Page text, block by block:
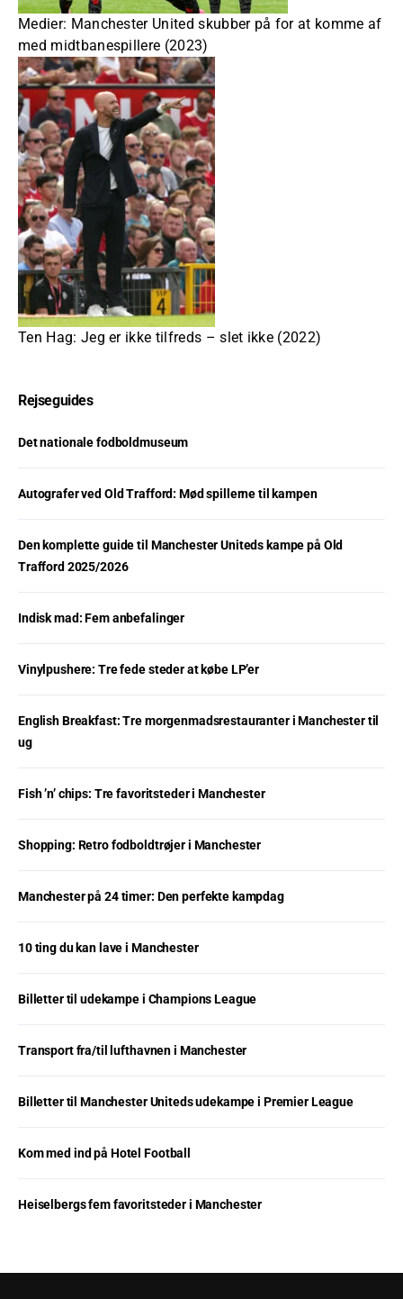
Medier: Manchester United skubber på for at komme af
med midtbanespillere (2023)
Ten Hag: Jeg er ikke tilfreds – slet ikke (2022)
Rejseguides
Det nationale fodboldmuseum
Autografer ved Old Trafford: Mød spillerne til kampen
Den komplette guide til Manchester Uniteds kampe på Old
Trafford 2025/2026
Indisk mad: Fem anbefalinger
Vinylpushere: Tre fede steder at købe LP’er
English Breakfast: Tre morgenmadsrestauranter i Manchester til
ug
Fish ’n’ chips: Tre favoritsteder i Manchester
Shopping: Retro fodboldtrøjer i Manchester
Manchester på 24 timer: Den perfekte kampdag
10 ting du kan lave i Manchester
Billetter til udekampe i Champions League
Transport fra/til lufthavnen i Manchester
Billetter til Manchester Uniteds udekampe i Premier League
Kom med ind på Hotel Football
Heiselbergs fem favoritsteder i Manchester